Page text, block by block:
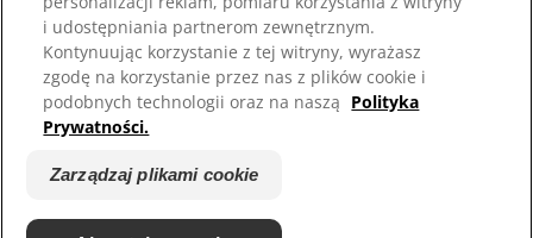
Kontakt
Mapa strony
Nasze strony
Hill’s Vet
Kariera
i udostępniania partnerom zewnętrznym.
Kontynuując korzystanie z tej witryny, wyrażasz
zgodę na korzystanie przez nas z plików cookie i
podobnych technologii oraz na naszą Polityka
Prywatności.
Zarządzaj plikami cookie